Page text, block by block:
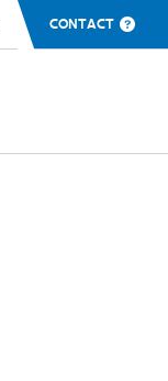
CONTACT